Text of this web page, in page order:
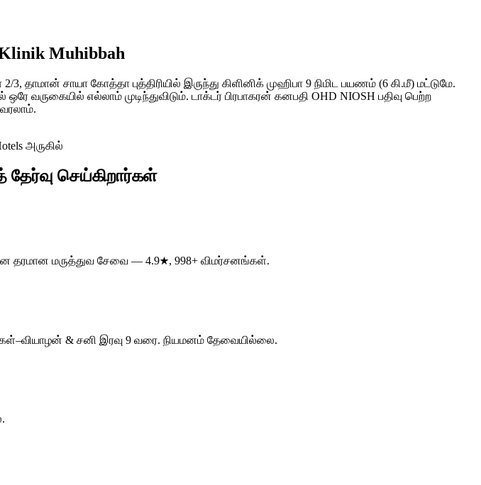
Muhibbah
சாயா கோத்தா புத்திரியில் இருந்து கிளினிக் முஹிபா 9 நிமிட பயணம் (6 கி.மீ) மட்டுமே.
எல்லாம் முடிந்துவிடும். டாக்டர் பிரபாகரன் கனபதி OHD NIOSH பதிவு பெற்ற
அருகில்
செய்கிறார்கள்
தரமான மருத்துவ சேவை — 4.9★, 998+ விமர்சனங்கள்.
& சனி இரவு 9 வரை. நியமனம் தேவையில்லை.